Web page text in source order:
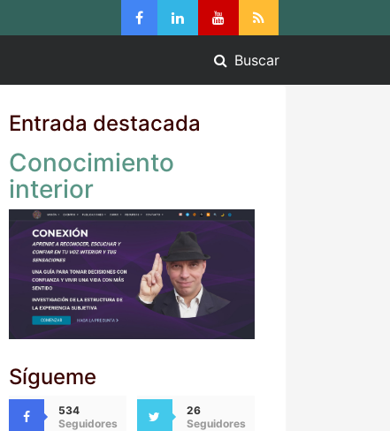
Buscar
Entrada destacada
Conocimiento
interior
Sígueme
534
Seguidores
26
Seguidores